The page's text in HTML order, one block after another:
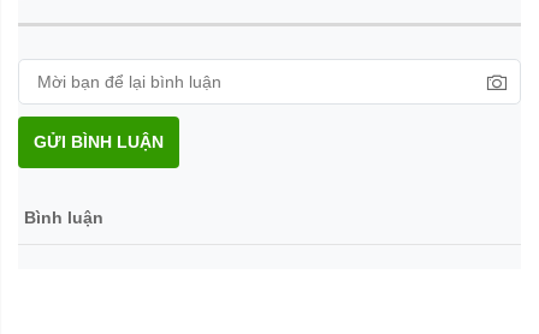
GỬI BÌNH LUẬN
Bình luận